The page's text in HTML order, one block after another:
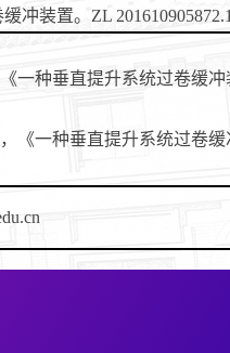
冲装置。 ZL
《一种垂直提升系统过卷缓
，《一种垂直提升系统过卷